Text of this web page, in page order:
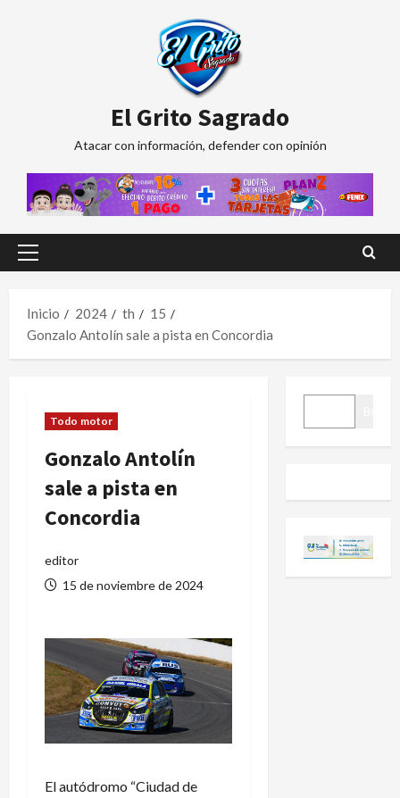
El Grito Sagrado
Atacar con información, defender con opinión
Menú
Inicio
2024 th
15
Gonzalo Antolín sale a pista en Concordia
Todo motor
Gonzalo Antolín
sale a pista en
Concordia
editor
15 de noviembre de 2024
El autódromo “Ciudad de